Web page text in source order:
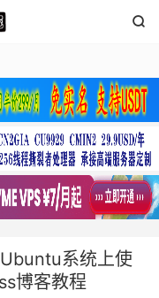

系统上使
博客教程